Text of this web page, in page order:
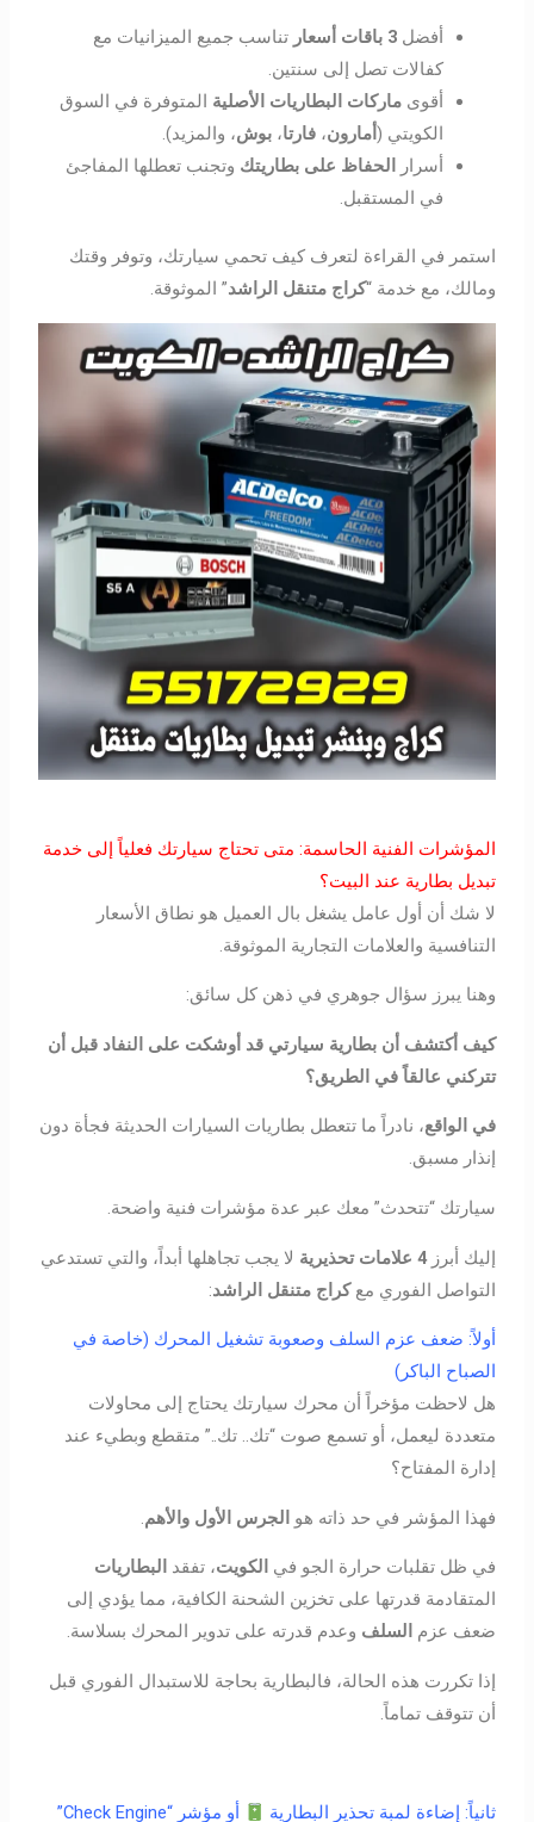
أفضل3 باقات أسعار
تناسب جميع الميزانيات مع
كفالات تصل إلى سنتين.
أقوىماركات البطاريات الأصلية المتوفرة في السوق
الكويتي ( أمارون،فارتا،بوش، والمزيد).
أسرار
الحفاظ على بطاريتك وتجنب تعطلها المفاجئ
في المستقبل.
استمر في القراءة لتعرف كيف تحمي سيارتك، وتوفر وقتك
ومالك، مع خدمة “كراج متنقل الراشد” الموثوقة.
المؤشرات الفنية الحاسمة: متى تحتاج سيارتك فعلياً إلى خدمة
تبديل بطارية عند البيت؟
لا شك أن أول عامل يشغل بال العميل هو نطاق الأسعار
التنافسية والعلامات التجارية الموثوقة.
وهنا يبرز سؤال جوهري في ذهن كل سائق:
كيف أكتشف أن بطارية سيارتي قد أوشكت على النفاد قبل أن
تتركني عالقاً في الطريق؟
في الواقع، نادراً ما تتعطل بطاريات السيارات الحديثة فجأة دون
إنذار مسبق.
سيارتك “تتحدث” معك عبر عدة مؤشرات فنية واضحة.
إليك أبرز4 علامات تحذيرية
لا يجب تجاهلها أبداً، والتي تستدعي
التواصل الفوري معكراج متنقل الراشد:
أولاً: ضعف عزم السلف وصعوبة تشغيل المحرك (خاصة في
الصباح الباكر)
هل لاحظت مؤخراً أن محرك سيارتك يحتاج إلى محاولات
متعددة ليعمل، أو تسمع صوت “تك.. تك..” متقطع وبطيء عند
إدارة المفتاح؟
فهذا المؤشر في حد ذاته هو الجرس الأول والأهم.
في ظل تقلبات حرارة الجو في الكويت، تفقد البطاريات
المتقادمة قدرتها على تخزين الشحنة الكافية، مما يؤدي إلى
ضعف عزم السلف وعدم قدرته على تدوير المحرك بسلاسة.
إذا تكررت هذه الحالة، فالبطارية بحاجة للاستبدال الفوري قبل
أن تتوقف تماماً.
ثانياً: إضاءة لمبة تحذير البطارية أو مؤشر “Check Engine”